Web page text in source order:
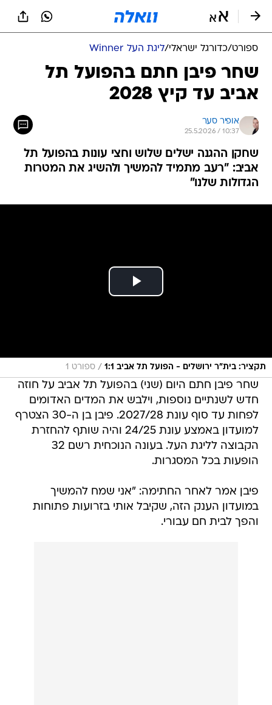
ספורט/כדורגל ישראלי/ליגת העל Winner
שחר פיבן חתם בהפועל תל
אביב עד קיץ 2028
אופיר סער
25.5.2026 / 10:37
שחקן ההגנה ישלים שלוש וחצי עונות בהפועל תל
אביב: "רעב מתמיד להמשיך ולהשיג את המטרות
הגדולות שלנו"
תקציר: בית"ר ירושלים - הפועל תל אביב 1:1 / ספורט 1
שחר פיבן חתם היום (שני) בהפועל תל אביב על חוזה
חדש לשנתיים נוספות, וילבש את המדים האדומים
לפחות עד סוף עונת 2027/28. פיבן בן ה-30 הצטרף
למועדון באמצע עונת 24/25 והיה שותף להחזרת
הקבוצה לליגת העל. בעונה הנוכחית רשם 32
הופעות בכל המסגרות.
פיבן אמר לאחר החתימה: "אני שמח להמשיך
במועדון הענק הזה, שקיבל אותי בזרועות פתוחות
והפך לבית חם עבורי.